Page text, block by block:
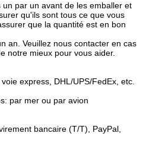
par un avant de les emballer et
qu'ils sont tous ce que vous
que la quantité est en bon
an. Veuillez nous contacter en cas
notre mieux pour vous aider.
express, DHL/UPS/FedEx, etc.
par mer ou par avion
bancaire (T/T), PayPal,